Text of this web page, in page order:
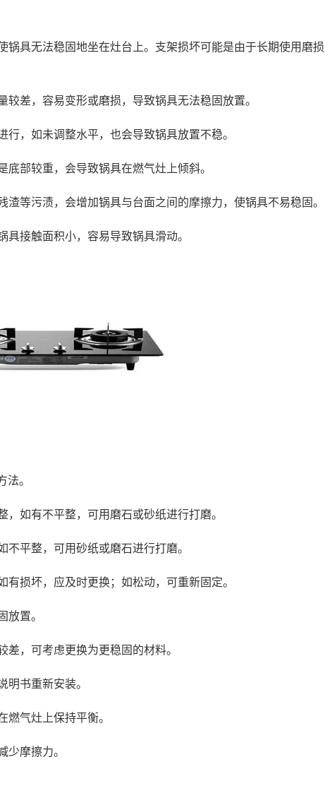
锅具无法稳固地坐在灶台上。支架损坏可能是由于长期使用磨损
差，容易变形或磨损，导致锅具无法稳固放置。
，如未调整水平，也会导致锅具放置不稳。
部较重，会导致锅具在燃气灶上倾斜。
等污渍，会增加锅具与台面之间的摩擦力，使锅具不易稳固。
接触面积小，容易导致锅具滑动。
法。
如有不平整，可用磨石或砂纸进行打磨。
平整，可用砂纸或磨石进行打磨。
损坏，应及时更换；如松动，可重新固定。
放置。
，可考虑更换为更稳固的材料。
明书重新安装。
燃气灶上保持平衡。
少摩擦力。